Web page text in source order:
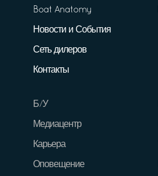
Boat Anatomy
Новости и События
Сеть дилеров
Контакты
Б/У
Медиацентр
Карьера
Оповещение